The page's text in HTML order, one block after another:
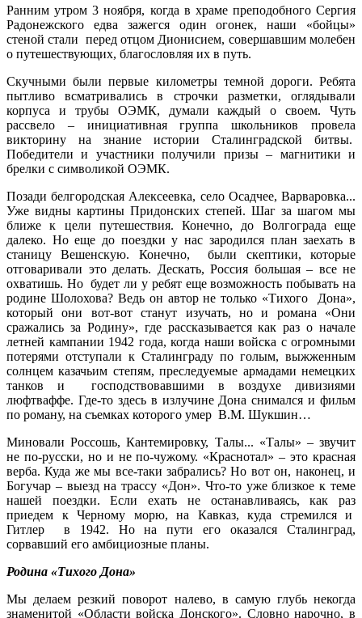
Ранним утром 3 ноября, когда в храме преподобного Сергия
Радонежского едва зажегся один огонек, наши «бойцы»
стеной стали перед отцом Дионисием, совершавшим молебен
о путешествующих, благословляя их в путь.
Скучными были первые километры темной дороги. Ребята
пытливо всматривались в строчки разметки, оглядывали
корпуса и трубы ОЭМК, думали каждый о своем. Чуть
рассвело – инициативная группа школьников провела
викторину на знание истории Сталинградской битвы.
Победители и участники получили призы – магнитики и
брелки с символикой ОЭМК.
Позади белгородская Алексеевка, село Осадчее, Варваровка...
Уже видны картины Придонских степей. Шаг за шагом мы
ближе к цели путешествия. Конечно, до Волгограда еще
далеко. Но еще до поездки у нас зародился план заехать в
станицу Вешенскую. Конечно, были скептики, которые
отговаривали это делать. Дескать, Россия большая – все не
охватишь. Но будет ли у ребят еще возможность побывать на
родине Шолохова? Ведь он автор не только «Тихого Дона»,
который они вот-вот станут изучать, но и романа «Они
сражались за Родину», где рассказывается как раз о начале
летней кампании 1942 года, когда наши войска с огромными
потерями отступали к Сталинграду по голым, выжженным
солнцем казачьим степям, преследуемые армадами немецких
танков и господствовавшими в воздухе дивизиями
люфтваффе. Где-то здесь в излучине Дона снимался и фильм
по роману, на съемках которого умер В.М. Шукшин…
Миновали Россошь, Кантемировку, Талы... «Талы» – звучит
не по-русски, но и не по-чужому. «Краснотал» – это красная
верба. Куда же мы все-таки забрались? Но вот он, наконец, и
Богучар – выезд на трассу «Дон». Что-то уже близкое к теме
нашей поездки. Если ехать не останавливаясь, как раз
приедем к Черному морю, на Кавказ, куда стремился и
Гитлер в 1942. Но на пути его оказался Сталинград,
сорвавший его амбициозные планы.
Родина «Тихого Дона»
Мы делаем резкий поворот налево, в самую глубь некогда
знаменитой «Области войска Донского». Словно нарочно, в